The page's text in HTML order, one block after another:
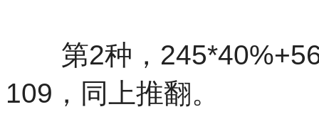
第2种，
109，同上推翻。